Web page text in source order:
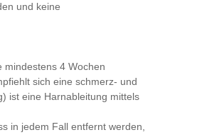
und keine
mindestens 4 Wochen
sich eine schmerz- und
ist eine Harnableitung mittels
in jedem Fall entfernt werden,